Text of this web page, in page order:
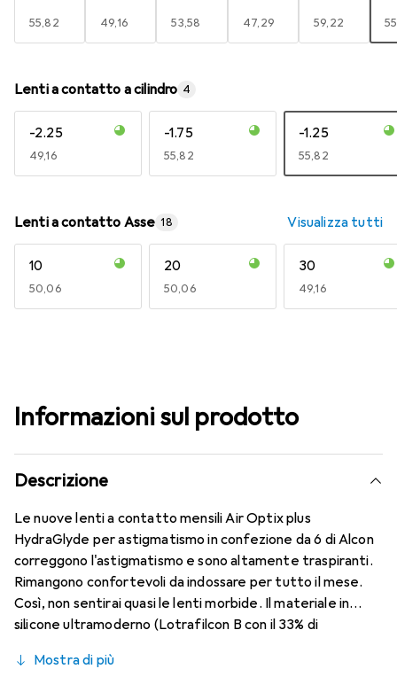
EUR
55,82 EUR
49,16 EUR
53,58 EUR
47,29 EUR
59,22
Lenti a contatto a cilindro 4
-2.25
EUR
49,16
-1.75
EUR
55,82
-1.25
EUR
55,82
Lenti a contatto Asse 18 Visualizza tutti
10
EUR
50,06
20
EUR
50,06
30
EUR
49,16
Informazioni sul prodotto
Descrizione
Le nuove lenti a contatto mensili Air Optix plus
HydraGlyde per astigmatismo in confezione da 6 di Alcon
correggono l'astigmatismo e sono altamente traspiranti.
Rimangono confortevoli da indossare per tutto il mese.
Così, non sentirai quasi le lenti morbide. Il materiale in
silicone ultramoderno (Lotrafilcon B con il 33% di
HydraGlyde Moisture Matrix e la nota tecnologia
Mostra di più